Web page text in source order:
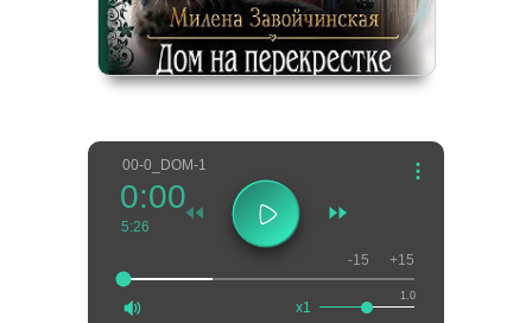
00-0_DOM-1
0:00
5:26
1.0
x1
-15 +15